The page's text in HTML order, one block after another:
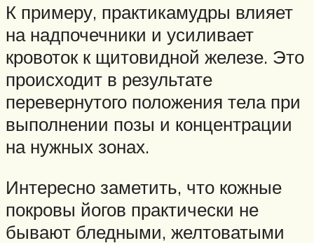
К примеру, практикамудры влияет
на надпочечники и усиливает
кровоток к щитовидной железе. Это
происходит в результате
перевернутого положения тела при
выполнении позы и концентрации
на нужных зонах.
Интересно заметить, что кожные
покровы йогов практически не
бывают бледными, желтоватыми